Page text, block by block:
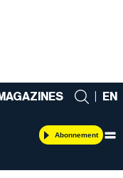
EN
Abonnement